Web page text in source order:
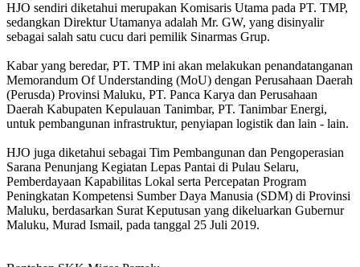
HJO sendiri diketahui merupakan Komisaris Utama pada PT. TMP,
sedangkan Direktur Utamanya adalah Mr. GW, yang disinyalir
sebagai salah satu cucu dari pemilik Sinarmas Grup.
Kabar yang beredar, PT. TMP ini akan melakukan penandatanganan
Memorandum Of Understanding (MoU) dengan Perusahaan Daerah
(Perusda) Provinsi Maluku, PT. Panca Karya dan Perusahaan
Daerah Kabupaten Kepulauan Tanimbar, PT. Tanimbar Energi,
untuk pembangunan infrastruktur, penyiapan logistik dan lain - lain.
HJO juga diketahui sebagai Tim Pembangunan dan Pengoperasian
Sarana Penunjang Kegiatan Lepas Pantai di Pulau Selaru,
Pemberdayaan Kapabilitas Lokal serta Percepatan Program
Peningkatan Kompetensi Sumber Daya Manusia (SDM) di Provinsi
Maluku, berdasarkan Surat Keputusan yang dikeluarkan Gubernur
Maluku, Murad Ismail, pada tanggal 25 Juli 2019.